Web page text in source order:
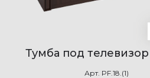
Тумба под
Арт. PF.18.(1)